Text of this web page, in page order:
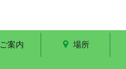
ご案内 場所